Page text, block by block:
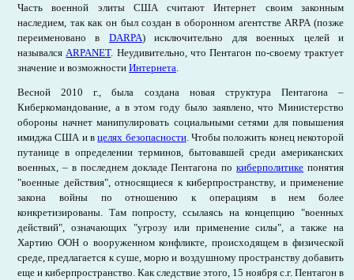
Часть военной элиты США считают Интернет своим законным
наследием, так как он был создан в оборонном агентстве ARPA (позже
переименовано в DARPA) исключительно для военных целей и
называлсяARPANET. Неудивительно, что Пентагон по-своему трактует
значение и возможности Интернета.
Весной 2010 г., была создана новая структура Пентагона –
Киберкомандование, а в этом году было заявлено, что Министерство
обороны начнет манипулировать социальными сетями для повышения
имиджа США и вцелях безопасности. Чтобы положить конец некоторой
путанице в определении терминов, бытовавшей среди американских
военных, – в последнем докладе Пентагона покиберполитике понятия
"военные действия", относящиеся к киберпространству, и применение
закона войны по отношению к операциям в нем более
конкретизированы. Там попросту, ссылаясь на концепцию "военных
действий", означающих "угрозу или применение силы", а также на
Хартию ООН о вооруженном конфликте, происходящем в физической
среде, предлагается к суше, морю и воздушному пространству добавить
еще и киберпространство. Как следствие этого, 15 ноября с.г. Пентагон в